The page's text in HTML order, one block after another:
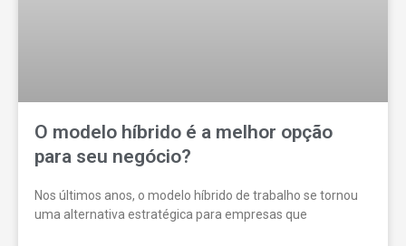
O modelo híbrido é a melhor opção
para seu negócio?
Nos últimos anos, o modelo híbrido de trabalho se tornou
uma alternativa estratégica para empresas que